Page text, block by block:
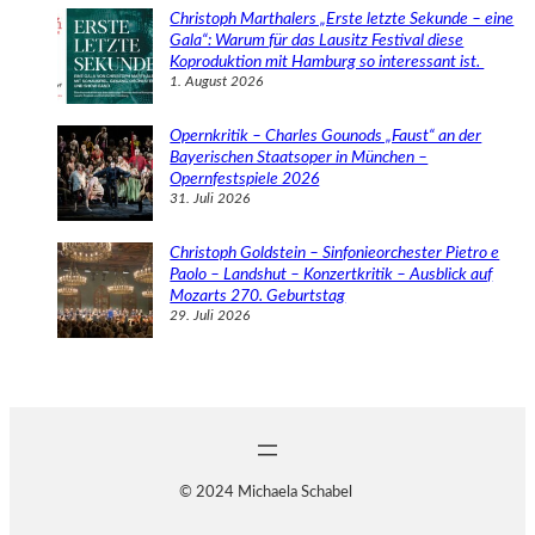
Christoph Marthalers „Erste letzte Sekunde – eine
Gala“: Warum für das Lausitz Festival diese
Koproduktion mit Hamburg so interessant ist.
1. August 2026
Opernkritik – Charles Gounods „Faust“ an der
Bayerischen Staatsoper in München –
Opernfestspiele 2026
31. Juli 2026
Christoph Goldstein – Sinfonieorchester Pietro e
Paolo – Landshut – Konzertkritik – Ausblick auf
Mozarts 270. Geburtstag
29. Juli 2026
© 2024 Michaela Schabel